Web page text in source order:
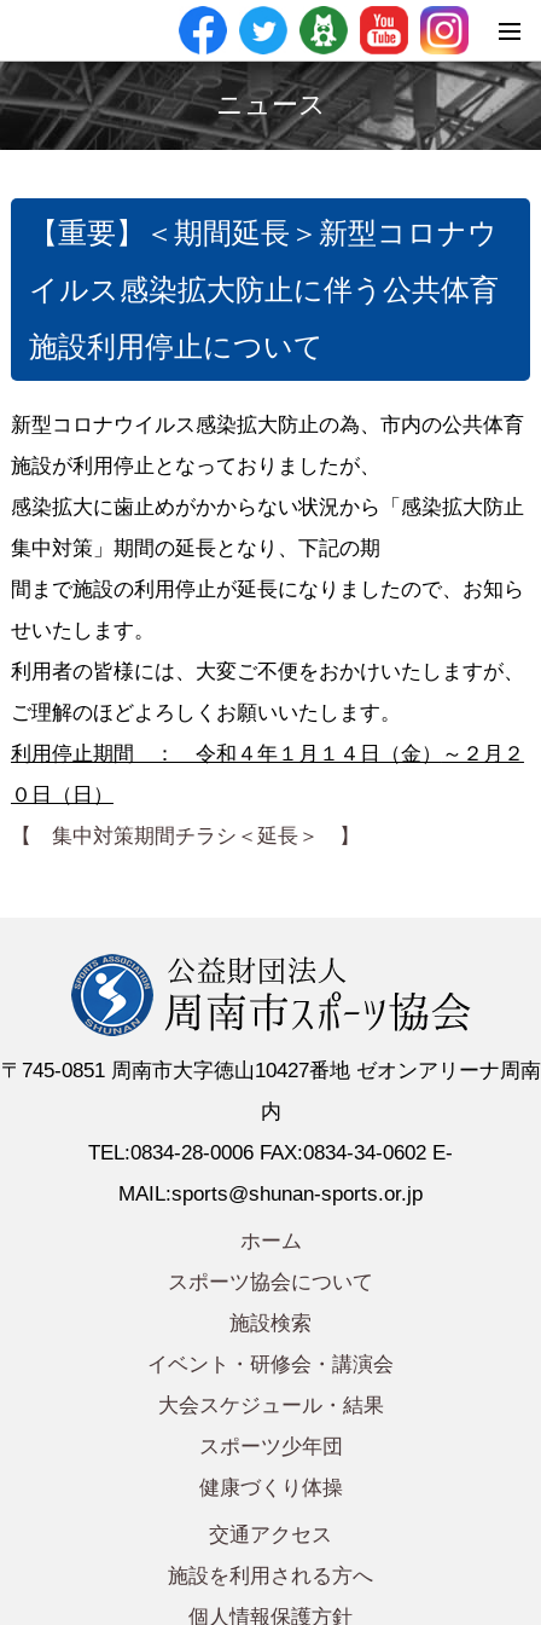
ニュース
【重要】＜期間延長＞新型コロナウ
イルス感染拡大防止に伴う公共体育
施設利用停止について
新型コロナウイルス感染拡大防止の為、市内の公共体育
施設が利用停止となっておりましたが、
感染拡大に歯止めがかからない状況から「感染拡大防止
集中対策」期間の延長となり、下記の期
間まで施設の利用停止が延長になりましたので、お知ら
せいたします。
利用者の皆様には、大変ご不便をおかけいたしますが、
ご理解のほどよろしくお願いいたします。
利用停止期間 ： 令和４年１月１４日（金）
～２月２
０日（日）
【 集中対策期間チラシ＜延長＞ 】
〒745-0851 周南市大字徳山10427番地 ゼオンアリーナ周南
内
TEL:0834-28-0006 FAX:0834-34-0602 E-
MAIL:sports@shunan-sports.or.jp
ホーム
スポーツ協会について
施設検索
イベント・研修会・講演会
大会スケジュール・結果
スポーツ少年団
健康づくり体操
交通アクセス
施設を利用される方へ
個人情報保護方針